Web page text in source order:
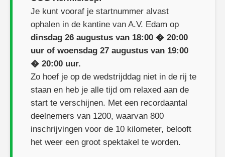
Je kunt vooraf je startnummer alvast
ophalen in de kantine van A.V. Edam op
dinsdag 26 augustus van 18:00 � 20:00
uur of woensdag 27 augustus van 19:00
� 20:00 uur.
Zo hoef je op de wedstrijddag niet in de rij te
staan en heb je alle tijd om relaxed aan de
start te verschijnen. Met een recordaantal
deelnemers van 1200, waarvan 800
inschrijvingen voor de 10 kilometer, belooft
het weer een groot spektakel te worden.